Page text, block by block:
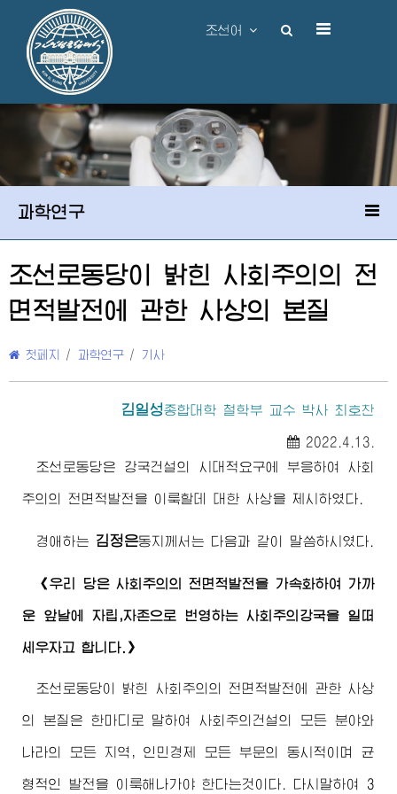
조선어
과학연구
조선로동당이 밝힌 사회주의의 전
면적발전에 관한 사상의 본질
첫페지 / 과학연구 / 기사
김일성종합대학 철학부 교수 박사 최호찬
2022.4.13.
조선로동당은 강국건설의 시대적요구에 부응하여 사회
주의의 전면적발전을 이룩할데 대한 사상을 제시하였다.
경애하는 김정은동지 께서는 다음과 같이 말씀하시였다.
《우리 당은 사회주의의 전면적발전을 가속화하여 가까
운 앞날에 자립,자존으로 번영하는 사회주의강국을 일떠
세우자고 합니다.》
조선로동당이 밝힌 사회주의의 전면적발전에 관한 사상
의 본질은 한마디로 말하여 사회주의건설의 모든 분야와
나라의 모든 지역, 인민경제 모든 부문의 동시적이며 균
형적인 발전을 이룩해나가야 한다는것이다. 다시말하여 3